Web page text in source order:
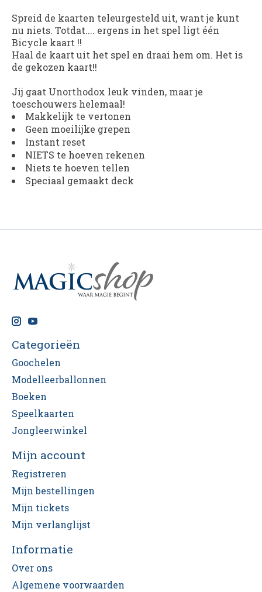
Spreid de kaarten teleurgesteld uit, want je kunt
nu niets. Totdat.... ergens in het spel ligt één
Bicycle kaart !!
Haal de kaart uit het spel en draai hem om. Het is
de gekozen kaart!!
Jij gaat Unorthodox leuk vinden, maar je
toeschouwers helemaal!
Makkelijk te vertonen
Geen moeilijke grepen
Instant reset
NIETS te hoeven rekenen
Niets te hoeven tellen
Speciaal gemaakt deck
Categorieën
Goochelen
Modelleerballonnen
Boeken
Speelkaarten
Jongleerwinkel
Mijn account
Registreren
Mijn bestellingen
Mijn tickets
Mijn verlanglijst
Informatie
Over ons
Algemene voorwaarden